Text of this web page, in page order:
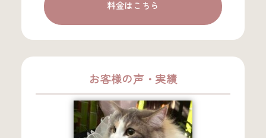
料金はこちら
お客様の声・実績